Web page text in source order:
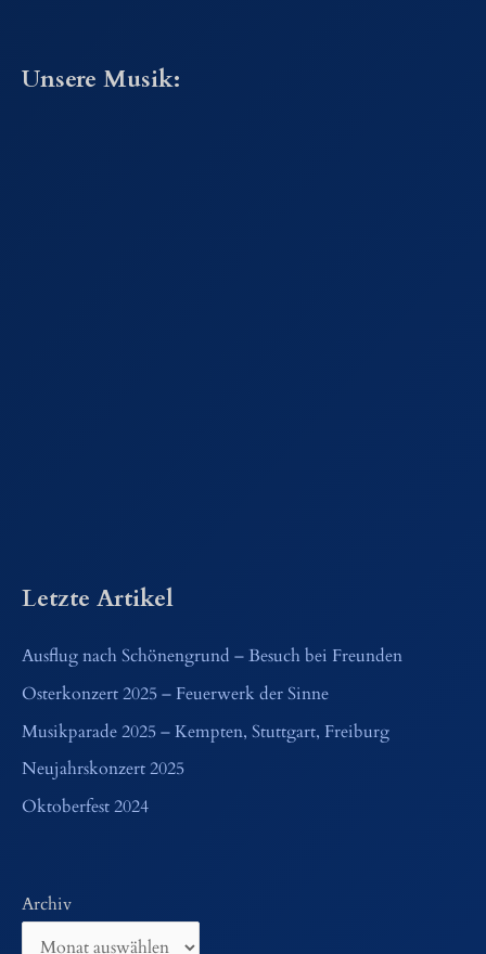
Unsere Musik:
Letzte Artikel
Ausflug nach Schönengrund – Besuch bei Freunden
Osterkonzert 2025 – Feuerwerk der Sinne
Musikparade 2025 – Kempten, Stuttgart, Freiburg
Neujahrskonzert 2025
Oktoberfest 2024
Archiv